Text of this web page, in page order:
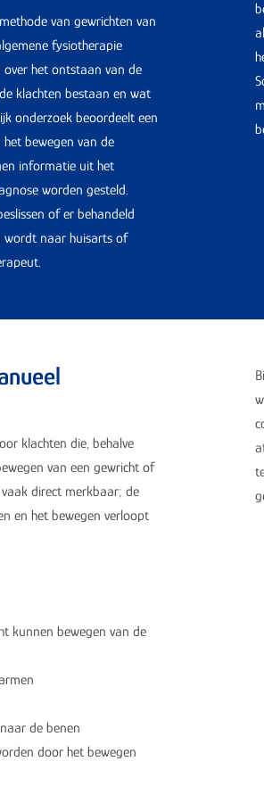
van gewrichten van
fysiotherapie
over het ontstaan van de
klachten bestaan en wat
onderzoek beoordeelt een
bewegen van de
informatie uit het
worden gesteld.
of er behandeld
wordt naar huisarts of
klachten die, behalve
van een gewricht of
direct merkbaar; de
en het bewegen verloopt
kunnen bewegen van de
de benen
door het bewegen